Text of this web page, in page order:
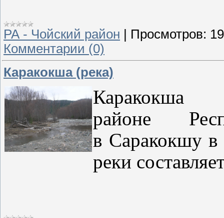
РА - Чойский район Просмотров:
Комментарии (0)
Каракокша (река)
районе
в Саракокшу в
реки